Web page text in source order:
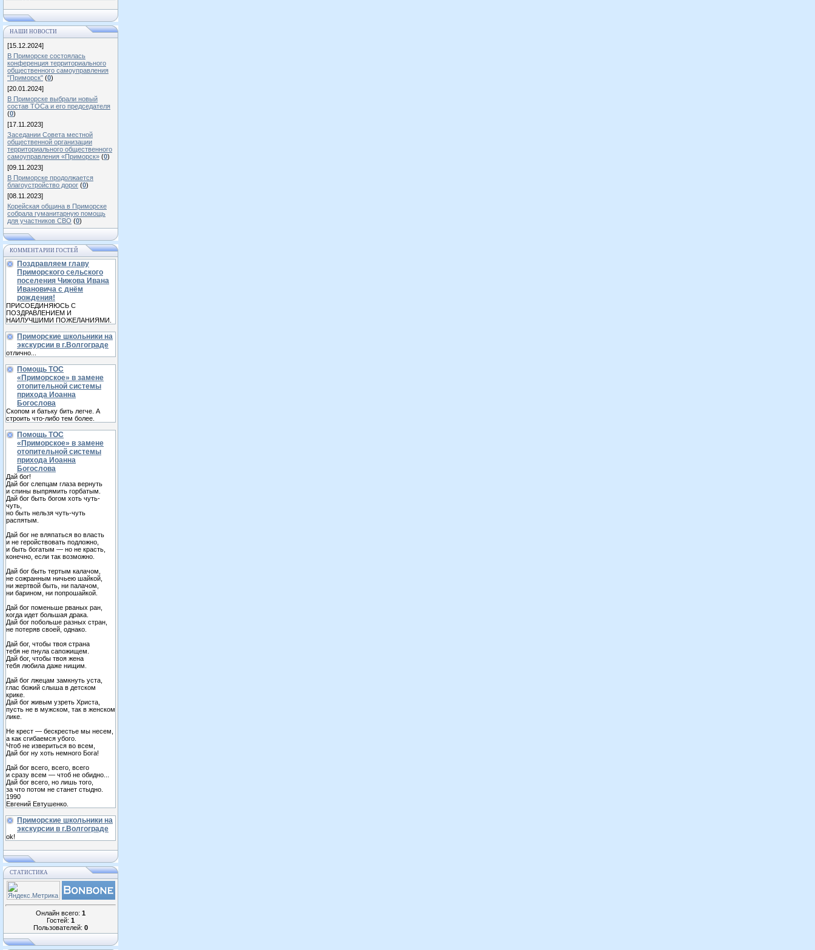
НАШИ НОВОСТИ
[15.12.2024]
В Приморске состоялась
конференция территориального
общественного самоуправления
"Приморск" (0)
[20.01.2024]
В Приморске выбрали новый
состав ТОСа и его председателя
(0)
[17.11.2023]
Заседании Совета местной
общественной организации
территориального общественного
самоуправления «Приморск» (0)
[09.11.2023]
В Приморске продолжается
благоустройство дорог (0)
[08.11.2023]
Корейская община в Приморске
собрала гуманитарную помощь
для участников СВО (0)
КОММЕНТАРИИ ГОСТЕЙ
Поздравляем главу
Приморского сельского
поселения Чижова Ивана
Ивановича с днём
рождения!
ПРИСОЕДИНЯЮСЬ С
ПОЗДРАВЛЕНИЕМ И
НАИЛУЧШИМИ ПОЖЕЛАНИЯМИ.
Приморские школьники на
экскурсии в г.Волгограде
отлично...
Помощь ТОС
«Приморское» в замене
отопительной системы
прихода Иоанна
Богослова
Скопом и батьку бить легче. А
строить что-либо тем более.
Помощь ТОС
«Приморское» в замене
отопительной системы
прихода Иоанна
Богослова
Дай бог!
Дай бог слепцам глаза вернуть
и спины выпрямить горбатым.
Дай бог быть богом хоть чуть-
чуть,
но быть нельзя чуть-чуть
распятым.
Дай бог не вляпаться во власть
и не геройствовать подложно,
и быть богатым — но не красть,
конечно, если так возможно.
Дай бог быть тертым калачом,
не сожранным ничьею шайкой,
ни жертвой быть, ни палачом,
ни барином, ни попрошайкой.
Дай бог поменьше рваных ран,
когда идет большая драка.
Дай бог побольше разных стран,
не потеряв своей, однако.
Дай бог, чтобы твоя страна
тебя не пнула сапожищем.
Дай бог, чтобы твоя жена
тебя любила даже нищим.
Дай бог лжецам замкнуть уста,
глас божий слыша в детском
крике.
Дай бог живым узреть Христа,
пусть не в мужском, так в женском
лике.
Не крест — бескрестье мы несем,
а как сгибаемся убого.
Чтоб не извериться во всем,
Дай бог ну хоть немного Бога!
Дай бог всего, всего, всего
и сразу всем — чтоб не обидно...
Дай бог всего, но лишь того,
за что потом не станет стыдно.
1990
Евгений Евтушенко.
Приморские школьники на
экскурсии в г.Волгограде
ok!
СТАТИСТИКА
Онлайн всего: 1
Гостей: 1
Пользователей: 0